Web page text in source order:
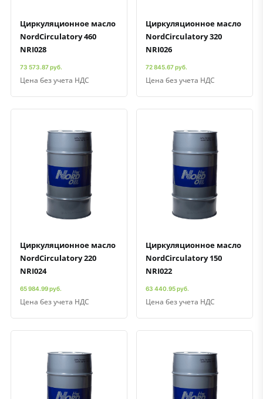
Циркуляционное масло
NordCirculatory 460
NRI028
73 573.87 руб.
Цена без учета НДС
Циркуляционное масло
NordCirculatory 320
NRI026
72 845.67 руб.
Цена без учета НДС
Циркуляционное масло
NordCirculatory 220
NRI024
65 984.99 руб.
Цена без учета НДС
Циркуляционное масло
NordCirculatory 150
NRI022
63 440.95 руб.
Цена без учета НДС